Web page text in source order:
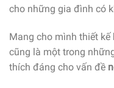
cho những gia đình có
Mang cho mình thiết kế
cũng là một trong
thích đáng cho vấn đề